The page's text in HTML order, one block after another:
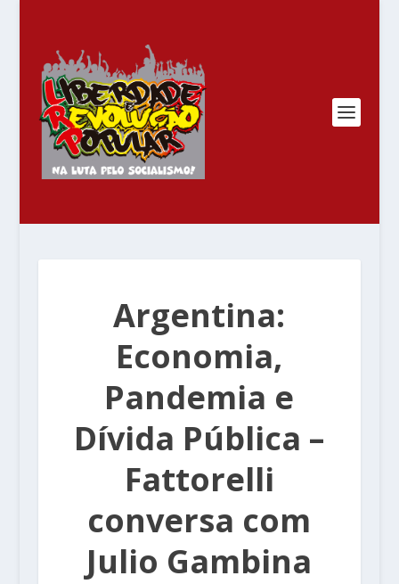
Argentina:
Economia,
Pandemia e
Dívida Pública –
Fattorelli
conversa com
Julio Gambina